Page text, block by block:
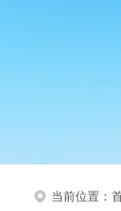
当前位置：